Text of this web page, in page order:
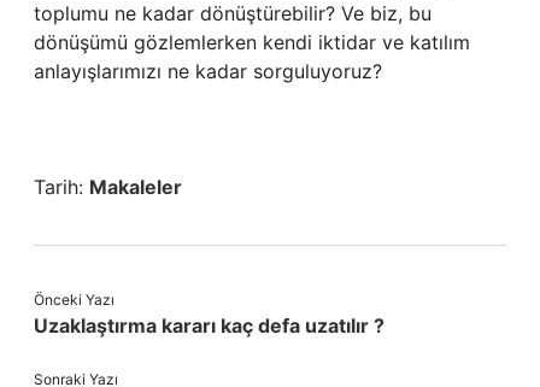
toplumu ne kadar dönüştürebilir? Ve biz, bu
dönüşümü gözlemlerken kendi iktidar ve katılım
anlayışlarımızı ne kadar sorguluyoruz?
Tarih: Makaleler
Önceki Yazı
Uzaklaştırma kararı kaç defa uzatılır ?
Sonraki Yazı